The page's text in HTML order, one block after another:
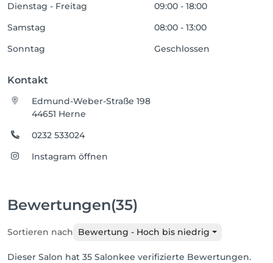
Dienstag - Freitag
09:00 - 18:00
Samstag
08:00 - 13:00
Sonntag
Geschlossen
Kontakt
Edmund-Weber-Straße 198
44651 Herne
0232 533024
Instagram öffnen
Bewertungen(35)
Sortieren nach Bewertung - Hoch bis niedrig
Dieser Salon hat 35 Salonkee verifizierte Bewertungen.